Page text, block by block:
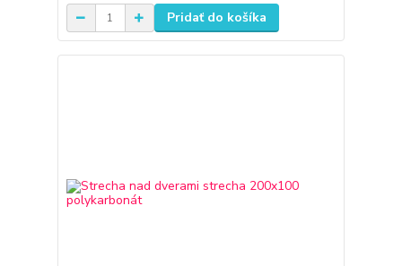
Pridať do košíka